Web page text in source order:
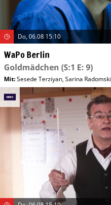
Do, 06.08 15:10
WaPo Berlin
Goldmädchen (S:1 E: 9)
Mit:Sesede Terziyan,Sarina Radomski